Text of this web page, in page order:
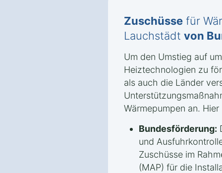
Zuschüsse für
Lauchstädt von
Um den Umstieg auf
Heiztechnologien zu
als auch die Länder
Wärmepumpen an.
Bundesförderung:
und
Zuschüsse im
(MAP) für die